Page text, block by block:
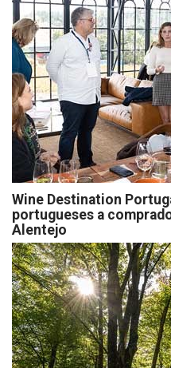
Wine Destination
portugueses a
Alentejo